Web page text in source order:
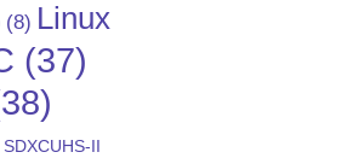
(8) Linux
(37)
SDXCUHS-II